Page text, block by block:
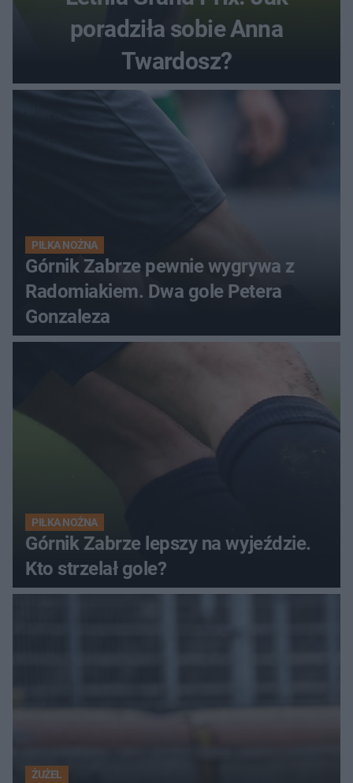
poradziła sobie Anna
Twardosz?
PIŁKA NOŻNA
Górnik Zabrze pewnie wygrywa z
Radomiakiem. Dwa gole Petera
Gonzaleza
PIŁKA NOŻNA
Górnik Zabrze lepszy na wyjeździe.
Kto strzelał gole?
ŻUŻEL